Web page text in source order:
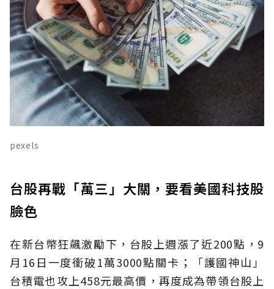
pexels
台股再戰「萬三」大關，要看美國科技股
臉色
在新台幣狂飆激勵下，台股上週漲了近200點，9
月16日一度衝破1萬3000點關卡；「護國神山」
台積電也攻上458元最高價，再度成為帶領台股上